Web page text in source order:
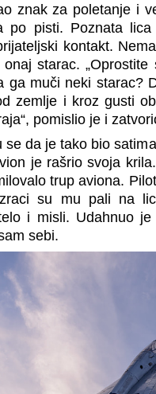
znak za poletanje i
po pisti. Poznata
kontakt.
starac.
ga muči neki starac?
zemlje i kroz gusti
pomislio je i
se da je tako bio
je rašrio svoja
trup aviona.
su mu pali na
i misli. Udahnuo
sebi.